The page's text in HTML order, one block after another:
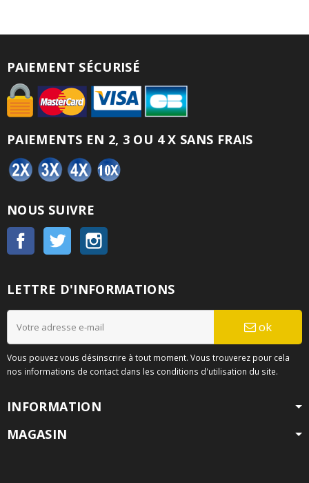
PAIEMENT SÉCURISÉ
PAIEMENTS EN 2, 3 OU 4 X SANS FRAIS
NOUS SUIVRE
Facebook Twitter
LETTRE D'INFORMATIONS
ok
Vous pouvez vous désinscrire à tout moment. Vous trouverez pour cela
nos informations de contact dans les conditions d'utilisation du site.
INFORMATION
MAGASIN